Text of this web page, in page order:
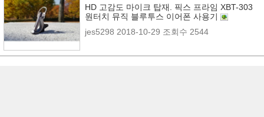
HD 고감도 마이크 탑재. 픽스 프라임 XBT-303
원터치 뮤직 블루투스 이어폰 사용기
jes5298 2018-10-29 조회수 2544